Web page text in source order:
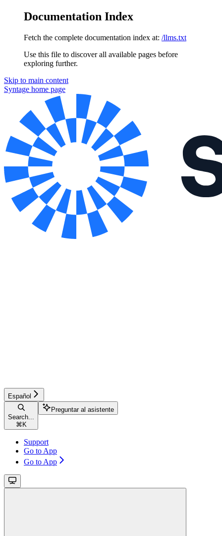
Documentation Index
Fetch the complete documentation index at: /llms.txt
Use this file to discover all available pages before
exploring further.
Skip to main content
Syntage home page
Español
Search...
⌘ K
Preguntar al asistente
Support
Go to App
Go to App